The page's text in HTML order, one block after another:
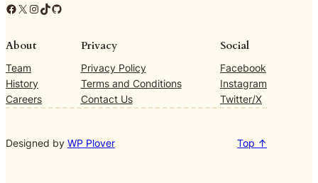
Facebook X Instagram TikTok GitHub
About
Team
History
Careers
Privacy
Privacy Policy
Terms and Conditions
Contact Us
Social
Facebook
Instagram
Twitter/X
Designed by WP Plover Top ↑